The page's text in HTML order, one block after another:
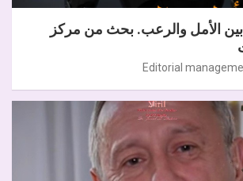
بين الأمل والرعب. بحث من مركز
Editorial